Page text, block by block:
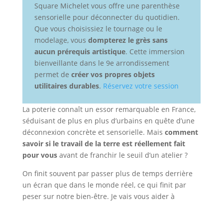
Square Michelet vous offre une parenthèse
sensorielle pour déconnecter du quotidien.
Que vous choisissiez le tournage ou le
modelage, vous dompterez le grès sans
aucun prérequis artistique. Cette immersion
bienveillante dans le 9e arrondissement
permet de créer vos propres objets
utilitaires durables. Réservez votre session
La poterie connaît un essor remarquable en France,
séduisant de plus en plus d’urbains en quête d’une
déconnexion concrète et sensorielle. Mais comment
savoir si le travail de la terre est réellement fait
pour vousavant de franchir le seuil d’un atelier ?
On finit souvent par passer plus de temps derrière
un écran que dans le monde réel, ce qui finit par
peser sur notre bien-être. Je vais vous aider à